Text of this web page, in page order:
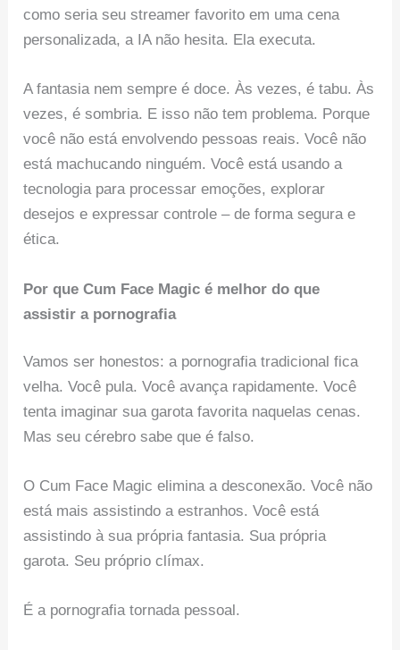
como seria seu streamer favorito em uma cena
personalizada, a IA não hesita. Ela executa.
A fantasia nem sempre é doce. Às vezes, é tabu. Às
vezes, é sombria. E isso não tem problema. Porque
você não está envolvendo pessoas reais. Você não
está machucando ninguém. Você está usando a
tecnologia para processar emoções, explorar
desejos e expressar controle – de forma segura e
ética.
Por que Cum Face Magic é melhor do que
assistir a pornografia
Vamos ser honestos: a pornografia tradicional fica
velha. Você pula. Você avança rapidamente. Você
tenta imaginar sua garota favorita naquelas cenas.
Mas seu cérebro sabe que é falso.
O Cum Face Magic elimina a desconexão. Você não
está mais assistindo a estranhos. Você está
assistindo à sua própria fantasia. Sua própria
garota. Seu próprio clímax.
É a pornografia tornada pessoal.